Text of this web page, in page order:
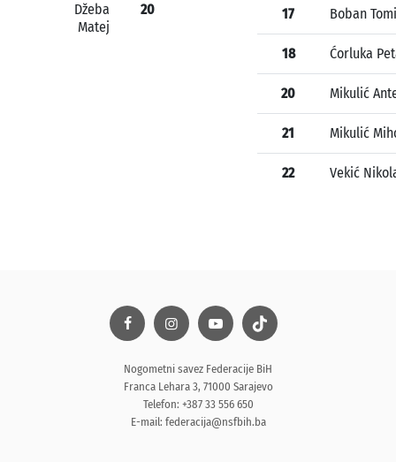
Džeba
Matej
20 17 Boban
18 Ćorluka
20 Mikulić
21 Mikulić
22 Vekić
Nogometni savez Federacije BiH
Franca Lehara 3, 71000 Sarajevo
Telefon: +387 33 556 650
E-mail: federacija@nsfbih.ba